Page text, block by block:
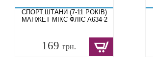
СПОРТ.ШТАНИ (7-11 РОКІВ)
МАНЖЕТ МІКС ФЛІС A634-2
169 грн.